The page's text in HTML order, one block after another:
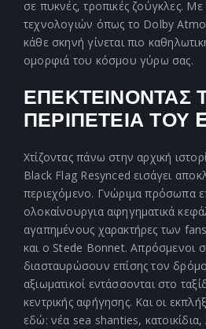
σε πυκνές, τροπικές ζούγκλες.
τεχνολογιών όπως το Dolby
κάθε σκηνή γίνεται πιο
ομορφιά του κόσμου γύρω σας.
ΕΠΕΚΤΕΙΝΟΝΤΑΣ
ΠΕΡΙΠΕΤΕΙΑ ΤΟΥ
Χτίζοντας πάνω στην αρχική
Black Flag Resynced εισάγει
περιεχόμενο. Γνώριμα πρόσωπα
ολοκαίνουργια αφηγηματικά
αγαπημένους χαρακτήρες των
και ο Stede Bonnet. Απρόσμενοι
διασταυρώσουν επίσης τον
αξιωματικοί εντάσσονται στο
κεντρικής αφήγησης. Και οι
εδώ: νέα sea shanties, κατοικίδια,